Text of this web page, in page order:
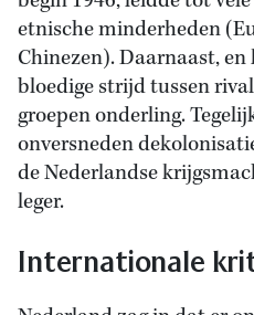
etnische minderheden
Chinezen). Daarnaast, en
bloedige strijd tussen
groepen onderling.
onversneden
de Nederlandse
leger.
Internationale